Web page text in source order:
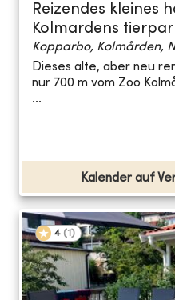
Reizendes kleines
Kolmardens
Kopparbo, Kolmården,
Dieses alte, aber neu
nur 700 m vom Zoo
...
Kalender auf
4 (1 )